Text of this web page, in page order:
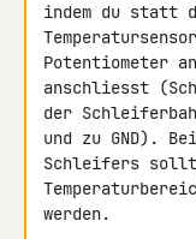
indem du statt
Potentiometer
anschliesst
der
und zu GND).
Schleifers
werden.